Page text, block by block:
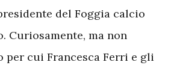
del Foggia calcio
Curiosamente, ma non
per cui Francesca Ferri e gli